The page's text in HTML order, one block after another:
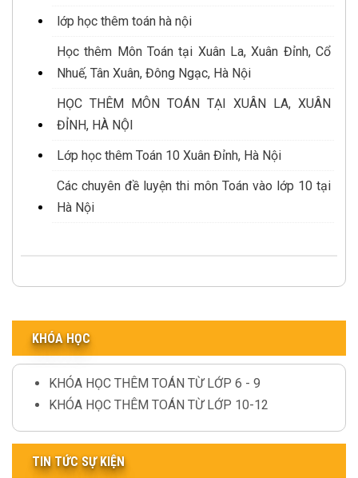
lớp học thêm toán hà nội
Học thêm Môn Toán tại Xuân La, Xuân Đỉnh, Cổ
Nhuế, Tân Xuân, Đông Ngạc, Hà Nội
HỌC THÊM MÔN TOÁN TẠI XUÂN LA, XUÂN
ĐỈNH, HÀ NỘI
Lớp học thêm Toán 10 Xuân Đỉnh, Hà Nội
Các chuyên đề luyện thi môn Toán vào lớp 10 tại
Hà Nội
KHÓA HỌC
KHÓA HỌC THÊM TOÁN TỪ LỚP 6 - 9
KHÓA HỌC THÊM TOÁN TỪ LỚP 10-12
TIN TỨC SỰ KIỆN